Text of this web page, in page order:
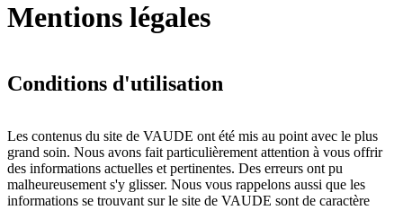
Mentions légales
Conditions d'utilisation
Les contenus du site de VAUDE ont été mis au point avec le plus
grand soin. Nous avons fait particulièrement attention à vous offrir
des informations actuelles et pertinentes. Des erreurs ont pu
malheureusement s'y glisser. Nous vous rappelons aussi que les
informations se trouvant sur le site de VAUDE sont de caractère